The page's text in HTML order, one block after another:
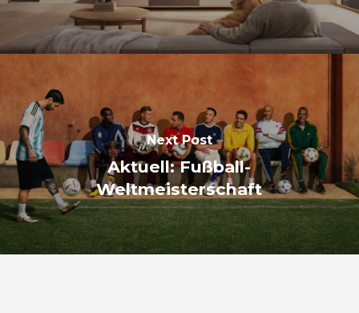
Next Post
Aktuell: Fußball-
Weltmeisterschaft